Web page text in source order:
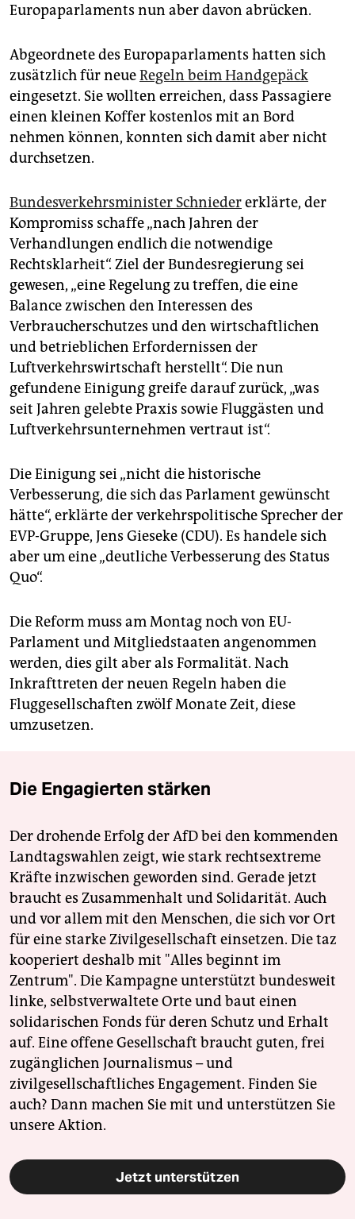
Europaparlaments nun aber davon abrücken.
Abgeordnete des Europaparlaments hatten sich
zusätzlich für neueRegeln beim Handgepäck
eingesetzt. Sie wollten erreichen, dass Passagiere
einen kleinen Koffer kostenlos mit an Bord
nehmen können, konnten sich damit aber nicht
durchsetzen.
Bundesverkehrsminister Schniedererklärte, der
Kompromiss schaffe „nach Jahren der
Verhandlungen endlich die notwendige
Rechtsklarheit“. Ziel der Bundesregierung sei
gewesen, „eine Regelung zu treffen, die eine
Balance zwischen den Interessen des
Verbraucherschutzes und den wirtschaftlichen
und betrieblichen Erfordernissen der
Luftverkehrswirtschaft herstellt“. Die nun
gefundene Einigung greife darauf zurück, „was
seit Jahren gelebte Praxis sowie Fluggästen und
Luftverkehrsunternehmen vertraut ist“.
Die Einigung sei „nicht die historische
Verbesserung, die sich das Parlament gewünscht
hätte“, erklärte der verkehrspolitische Sprecher der
EVP-Gruppe, Jens Gieseke (CDU). Es handele sich
aber um eine „deutliche Verbesserung des Status
Quo“.
Die Reform muss am Montag noch von EU-
Parlament und Mitgliedstaaten angenommen
werden, dies gilt aber als Formalität. Nach
Inkrafttreten der neuen Regeln haben die
Fluggesellschaften zwölf Monate Zeit, diese
umzusetzen.
Die Engagierten stärken
Der drohende Erfolg der AfD bei den kommenden
Landtagswahlen zeigt, wie stark rechtsextreme
Kräfte inzwischen geworden sind. Gerade jetzt
braucht es Zusammenhalt und Solidarität. Auch
und vor allem mit den Menschen, die sich vor Ort
für eine starke Zivilgesellschaft einsetzen. Die taz
kooperiert deshalb mit "Alles beginnt im
Zentrum". Die Kampagne unterstützt bundesweit
linke, selbstverwaltete Orte und baut einen
solidarischen Fonds für deren Schutz und Erhalt
auf. Eine offene Gesellschaft braucht guten, frei
zugänglichen Journalismus – und
zivilgesellschaftliches Engagement. Finden Sie
auch? Dann machen Sie mit und unterstützen Sie
unsere Aktion.
Jetzt unterstützen